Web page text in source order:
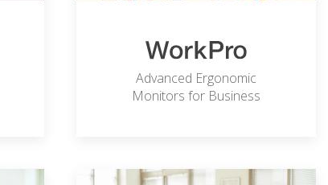
Advanced Ergonomic
Monitors for Business